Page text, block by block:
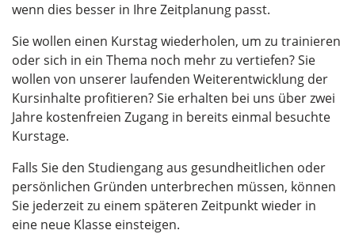
wenn dies besser in Ihre Zeitplanung passt.
Sie wollen einen Kurstag wiederholen, um zu trainieren
oder sich in ein Thema noch mehr zu vertiefen? Sie
wollen von unserer laufenden Weiterentwicklung der
Kursinhalte profitieren? Sie erhalten bei uns über zwei
Jahre kostenfreien Zugang in bereits einmal besuchte
Kurstage.
Falls Sie den Studiengang aus gesundheitlichen oder
persönlichen Gründen unterbrechen müssen, können
Sie jederzeit zu einem späteren Zeitpunkt wieder in
eine neue Klasse einsteigen.